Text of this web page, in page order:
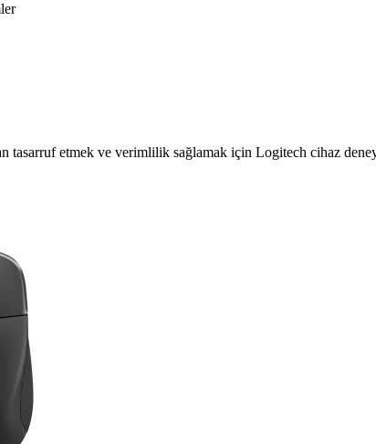
tasarruf etmek ve verimlilik sağlamak için Logitech cihaz